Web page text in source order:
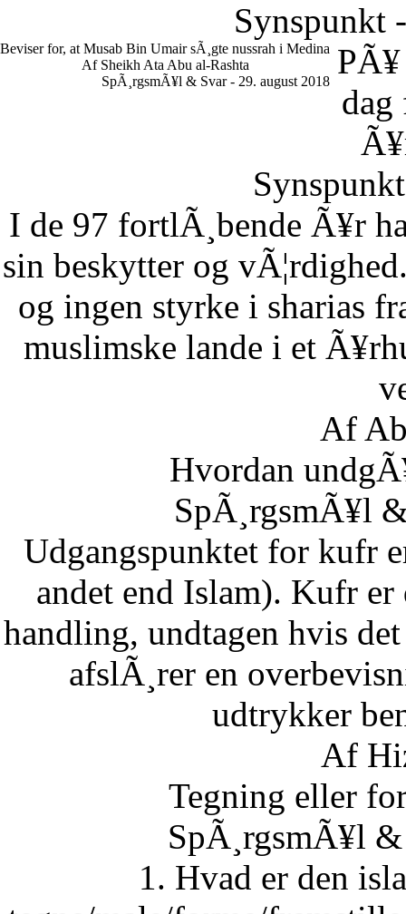
Synspunkt
Beviser for, at Musab Bin Umair sÃ¸gte nussrah i Medina
Af Sheikh Ata Abu al-Rashta
SpÃ¸rgsmÃ¥l & Svar - 29. august 2018
dag
I de 97 fortlÃ¸bende Ã¥r
sin beskytter og
og ingen styrke i sharias
muslimske lande i et
Af
Hvordan
SpÃ¸rgsmÃ¥l
Udgangspunktet for kufr
andet end Islam). Kufr
handling, undtagen hvis
afslÃ¸rer en
udtrykker
Af
Tegning eller
SpÃ¸rgsmÃ¥l
1. Hvad er den